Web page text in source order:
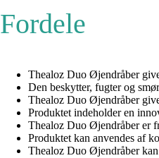
Fordele
Thealoz Duo Øjendråber
Den beskytter, fugter og
Thealoz Duo Øjendråber
Produktet indeholder en
Thealoz Duo Øjendråber er
Produktet kan anvendes af
Thealoz Duo Øjendråber